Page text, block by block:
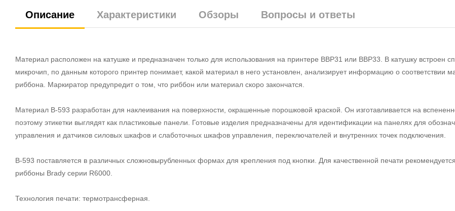
Описание Характеристики Обзоры Вопросы и ответы
Материал расположен на катушке и предназначен только для использования на принтере BBP31 или BBP33. В катушку встроен
микрочип, по данным которого принтер понимает, какой материал в него установлен, анализирует информацию о соответствии
риббона. Маркиратор предупредит о том, что риббон или материал скоро закончатся.
Материал В-593 разработан для наклеивания на поверхности, окрашенные порошковой краской. Он изготавливается на
поэтому этикетки выглядят как пластиковые панели. Готовые изделия предназначены для идентификации на панелях для
управления и датчиков силовых шкафов и слаботочных шкафов управления, переключателей и внутренних точек подключения.
В-593 поставляется в различных сложновырубленных формах для крепления под кнопки. Для качественной печати
риббоны Brady серии R6000.
Технология печати: термотрансферная.